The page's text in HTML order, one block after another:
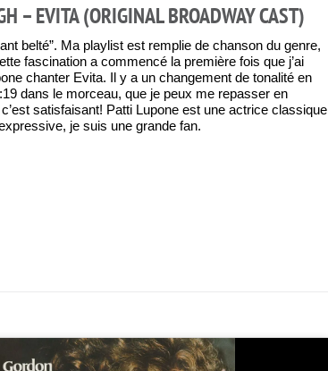
– EVITA (ORIGINAL BROADWAY CAST)
belté”. Ma playlist est remplie de chanson du genre,
fascination a commencé la première fois que j’ai
chanter Evita. Il y a un changement de tonalité en
dans le morceau, que je peux me repasser en
satisfaisant! Patti Lupone est une actrice classique
je suis une grande fan.